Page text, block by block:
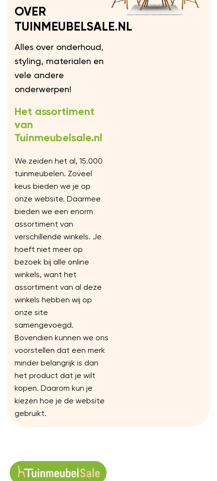
OVER
TUINMEUBELSALE.NL
Alles over onderhoud,
styling, materialen en
vele andere
onderwerpen!
Het assortiment
van
Tuinmeubelsale.nl
We zeiden het al, 15.000
tuinmeubelen. Zoveel
keus bieden we je op
onze website. Daarmee
bieden we een enorm
assortiment van
verschillende winkels. Je
hoeft niet meer op
bezoek bij alle online
winkels, want het
assortiment van al deze
winkels hebben wij op
onze site
samengevoegd.
Bovendien kunnen we ons
voorstellen dat een merk
minder belangrijk is dan
het product dat je wilt
kopen. Daarom kun je
kiezen hoe je de website
gebruikt.